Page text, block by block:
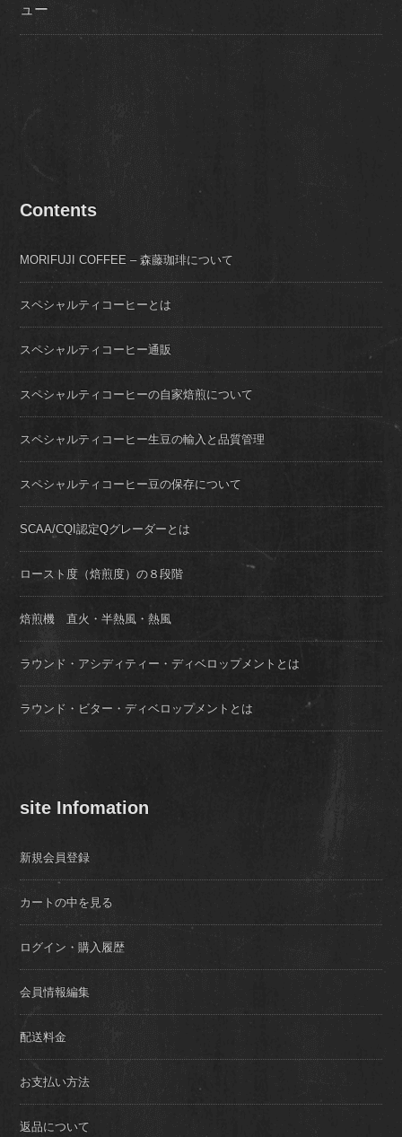
ュー
Contents
MORIFUJI COFFEE – 森藤珈琲について
スペシャルティコーヒーとは
スペシャルティコーヒー通販
スペシャルティコーヒーの自家焙煎について
スペシャルティコーヒー生豆の輸入と品質管理
スペシャルティコーヒー豆の保存について
SCAA/CQI認定Qグレーダーとは
ロースト度（焙煎度）の８段階
焙煎機 直火・半熱風・熱風
ラウンド・アシディティー・ディベロップメントとは
ラウンド・ビター・ディベロップメントとは
site Infomation
新規会員登録
カートの中を見る
ログイン・購入履歴
会員情報編集
配送料金
お支払い方法
返品について